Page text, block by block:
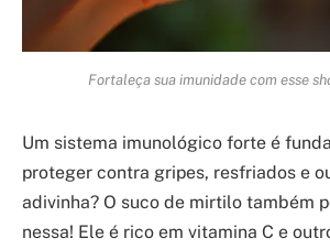
Fortaleça sua imunidade com esse
Um sistema imunológico forte é
proteger contra gripes, resfriados e
adivinha? O suco de mirtilo também
nessa! Ele é rico em vitamina C e